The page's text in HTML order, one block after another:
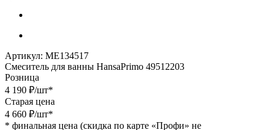
Артикул: МЕ134517
Смеситель для ванны HansaPrimo 49512203
Розница
4 190 ₽/шт*
Старая цена
4 660 ₽/шт*
* финальная цена (скидка по карте «Профи» не